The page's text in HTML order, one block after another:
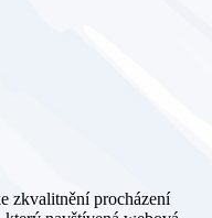
zkvalitnění procházení